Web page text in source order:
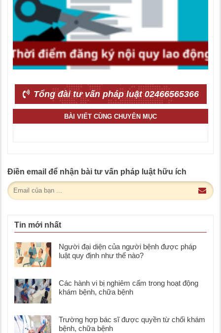
Tổng đài tư vấn pháp luật 02466565366
BÀI VIẾT CÙNG CHUYÊN MỤC
Điền email để nhận bài tư vấn pháp luật hữu ích
Tin mới nhất
Người đại diện của người bệnh được pháp
luật quy định như thế nào?
Các hành vi bị nghiêm cấm trong hoạt động
khám bệnh, chữa bệnh
Trường hợp bác sĩ được quyền từ chối khám
bệnh, chữa bệnh